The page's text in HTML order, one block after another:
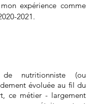
expérience comme
2021.
nutritionniste (ou
évoluée au fil du
ce métier - largement